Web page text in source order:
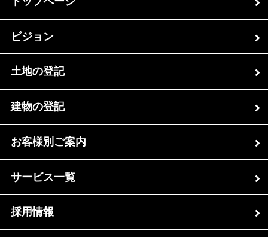
ビジョン
土地の登記
建物の登記
お客様別ご案内
サービス一覧
採用情報